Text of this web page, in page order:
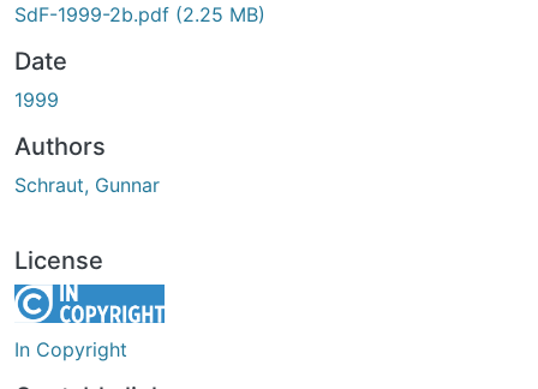
SdF-1999-2b.pdf (2.25 MB)
Date
1999
Authors
Schraut, Gunnar
License
In Copyright